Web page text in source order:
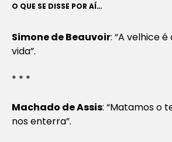
O QUE SE DISSE POR AÍ…
Simone de Beauvoir: “A velhice
vida”.
* * *
Machado de Assis: “Matamos o
nos enterra”.